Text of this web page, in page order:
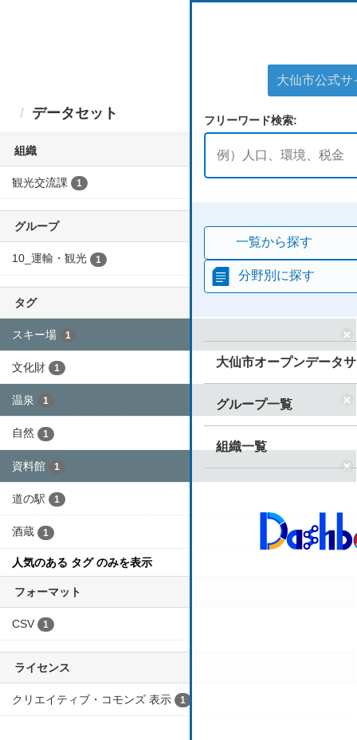
フリーワード検索
一覧から探す
分野別に探す
大仙市オープンデータ
グループ一覧
組織一覧
データセット
組織
観光交流課 1
グループ
10_運輸・観光 1
タグ
スキー場 1
文化財 1
温泉 1
自然 1
資料館 1
道の駅 1
酒蔵 1
人気のある タグ のみを表示
フォーマット
CSV 1
ライセンス
クリエイティブ・コモンズ 表示 1